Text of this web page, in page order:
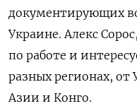
документирующих
Украине. Алекс
по работе и
разных регионах,
Азии и Конго.